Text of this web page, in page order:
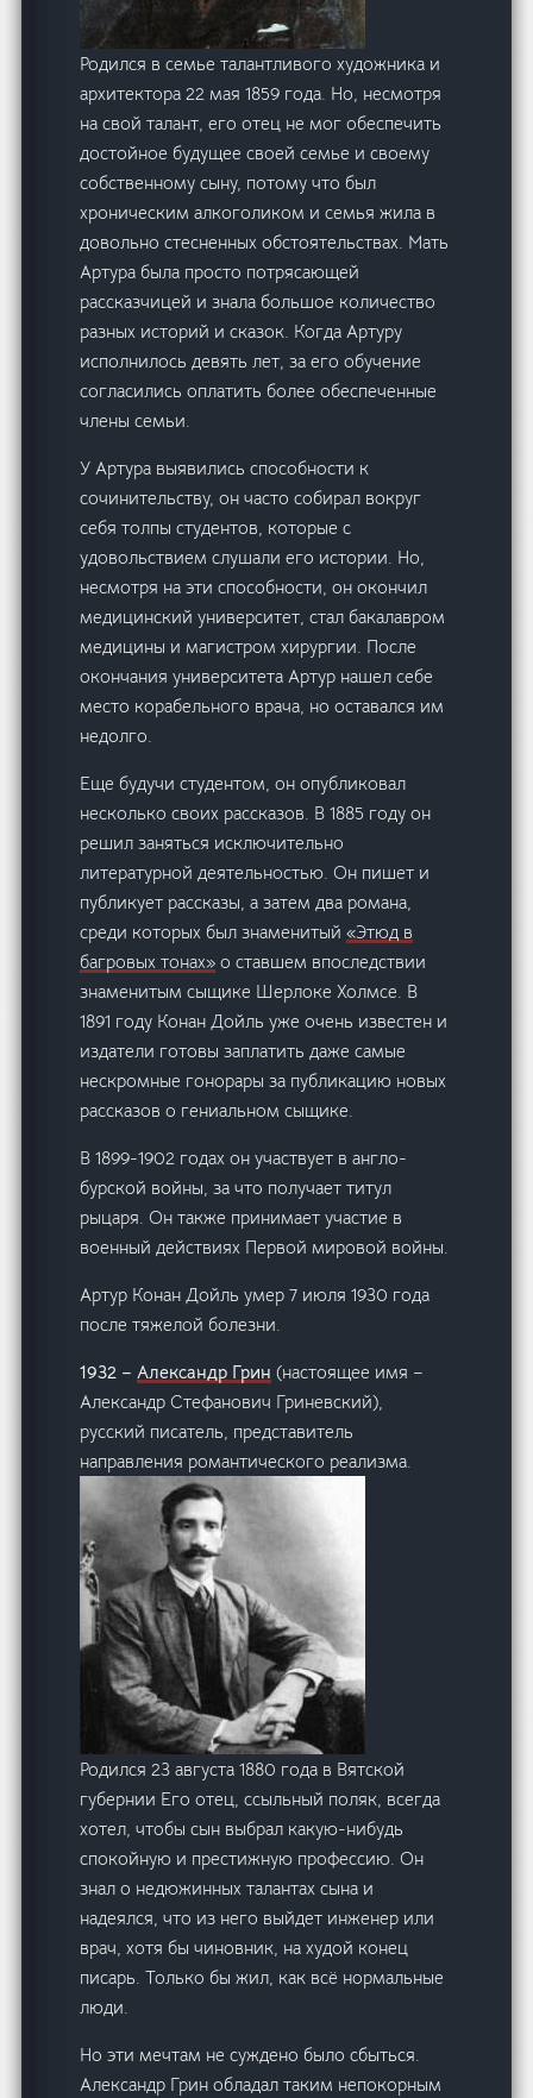
Родился в семье талантливого художника и
архитектора 22 мая 1859 года. Но, несмотря
на свой талант, его отец не мог обеспечить
достойное будущее своей семье и своему
собственному сыну, потому что был
хроническим алкоголиком и семья жила в
довольно стесненных обстоятельствах. Мать
Артура была просто потрясающей
рассказчицей и знала большое количество
разных историй и сказок. Когда Артуру
исполнилось девять лет, за его обучение
согласились оплатить более обеспеченные
члены семьи.
У Артура выявились способности к
сочинительству, он часто собирал вокруг
себя толпы студентов, которые с
удовольствием слушали его истории. Но,
несмотря на эти способности, он окончил
медицинский университет, стал бакалавром
медицины и магистром хирургии. После
окончания университета Артур нашел себе
место корабельного врача, но оставался им
недолго.
Еще будучи студентом, он опубликовал
несколько своих рассказов. В 1885 году он
решил заняться исключительно
литературной деятельностью. Он пишет и
публикует рассказы, а затем два романа,
среди которых был знаменитый«Этюд в
багровых тонах» о ставшем впоследствии
знаменитым сыщике Шерлоке Холмсе. В
1891 году Конан Дойль уже очень известен и
издатели готовы заплатить даже самые
нескромные гонорары за публикацию новых
рассказов о гениальном сыщике.
В 1899-1902 годах он участвует в англо-
бурской войны, за что получает титул
рыцаря. Он также принимает участие в
военный действиях Первой мировой войны.
Артур Конан Дойль умер 7 июля 1930 года
после тяжелой болезни.
1932 –Александр Грин (настоящее имя –
Александр Стефанович Гриневский),
русский писатель, представитель
направления романтического реализма.
Родился 23 августа 1880 года в Вятской
губернии Его отец, ссыльный поляк, всегда
хотел, чтобы сын выбрал какую-нибудь
спокойную и престижную профессию. Он
знал о недюжинных талантах сына и
надеялся, что из него выйдет инженер или
врач, хотя бы чиновник, на худой конец
писарь. Только бы жил, как всё нормальные
люди.
Но эти мечтам не суждено было сбыться.
Александр Грин обладал таким непокорным